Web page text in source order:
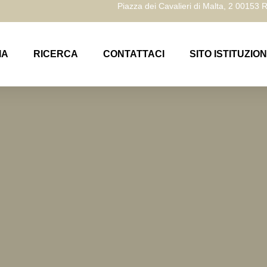
Piazza dei Cavalieri di Malta, 2 00153
RICERCA CONTATTACI SITO